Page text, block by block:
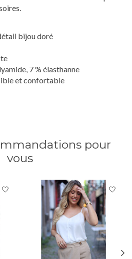
bijou doré
7 % élasthanne
et confortable
pour
vous